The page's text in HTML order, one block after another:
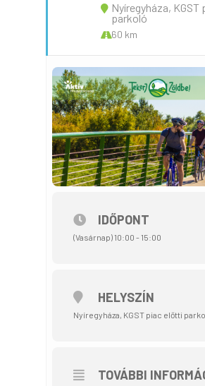
Nyíregyháza,
parkoló
60 km
IDŐPONT
(Vasárnap) 10:00 - 15:00
HELYSZÍN
Nyíregyháza, KGST piac előtti
TOVÁBBI